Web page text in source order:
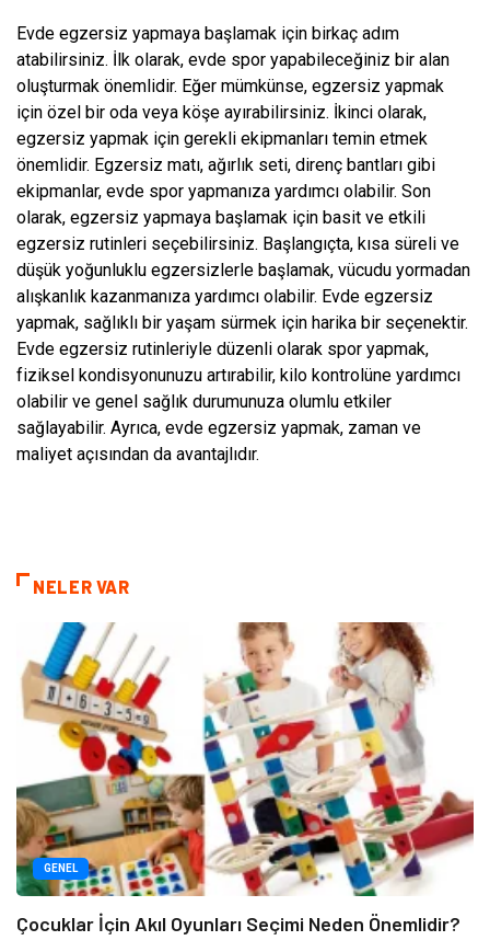
Evde egzersiz yapmaya başlamak için birkaç adım
atabilirsiniz. İlk olarak, evde spor yapabileceğiniz bir alan
oluşturmak önemlidir. Eğer mümkünse, egzersiz yapmak
için özel bir oda veya köşe ayırabilirsiniz. İkinci olarak,
egzersiz yapmak için gerekli ekipmanları temin etmek
önemlidir. Egzersiz matı, ağırlık seti, direnç bantları gibi
ekipmanlar, evde spor yapmanıza yardımcı olabilir. Son
olarak, egzersiz yapmaya başlamak için basit ve etkili
egzersiz rutinleri seçebilirsiniz. Başlangıçta, kısa süreli ve
düşük yoğunluklu egzersizlerle başlamak, vücudu yormadan
alışkanlık kazanmanıza yardımcı olabilir. Evde egzersiz
yapmak, sağlıklı bir yaşam sürmek için harika bir seçenektir.
Evde egzersiz rutinleriyle düzenli olarak spor yapmak,
fiziksel kondisyonunuzu artırabilir, kilo kontrolüne yardımcı
olabilir ve genel sağlık durumunuza olumlu etkiler
sağlayabilir. Ayrıca, evde egzersiz yapmak, zaman ve
maliyet açısından da avantajlıdır.
NELER VAR
GENEL
Çocuklar İçin Akıl Oyunları Seçimi Neden Önemlidir?